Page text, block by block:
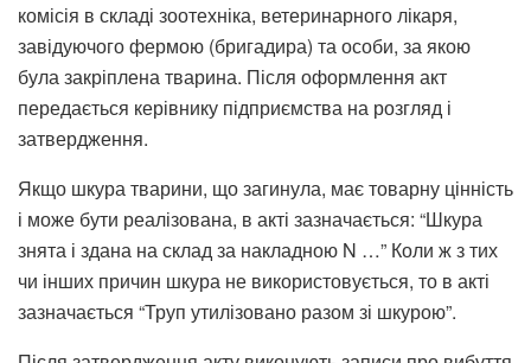
комісія в складі зоотехніка, ветеринарного лікаря,
завідуючого фермою (бригадира) та особи, за якою
була закріплена тварина. Після оформлення акт
передається керівнику підприємства на розгляд і
затвердження.
Якщо шкура тварини, що загинула, має товарну цінність
і може бути реалізована, в акті зазначається: “Шкура
знята і здана на склад за накладною N …” Коли ж з тих
чи інших причин шкура не використовується, то в акті
зазначається “Труп утилізовано разом зі шкурою”.